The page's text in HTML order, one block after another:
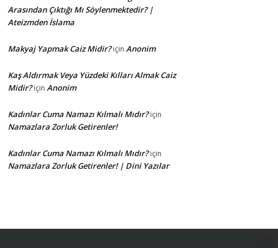
Arasından Çıktığı Mı Söylenmektedir? |
Ateizmden İslama
Makyaj Yapmak Caiz Midir?için Anonim
Kaş Aldırmak Veya Yüzdeki Kılları Almak Caiz
Midir?için Anonim
Kadınlar Cuma Namazı Kılmalı Mıdır?için
Namazlara Zorluk Getirenler!
Kadınlar Cuma Namazı Kılmalı Mıdır?için
Namazlara Zorluk Getirenler! | Dini Yazılar